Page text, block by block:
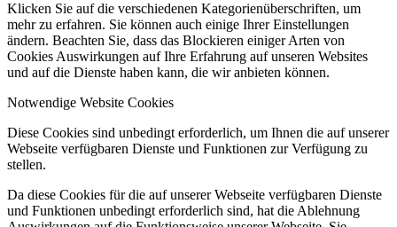
Klicken Sie auf die verschiedenen Kategorienüberschriften, um
mehr zu erfahren. Sie können auch einige Ihrer Einstellungen
ändern. Beachten Sie, dass das Blockieren einiger Arten von
Cookies Auswirkungen auf Ihre Erfahrung auf unseren Websites
und auf die Dienste haben kann, die wir anbieten können.
Notwendige Website Cookies
Diese Cookies sind unbedingt erforderlich, um Ihnen die auf unserer
Webseite verfügbaren Dienste und Funktionen zur Verfügung zu
stellen.
Da diese Cookies für die auf unserer Webseite verfügbaren Dienste
und Funktionen unbedingt erforderlich sind, hat die Ablehnung